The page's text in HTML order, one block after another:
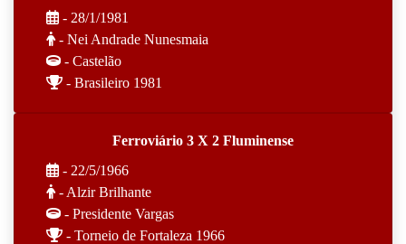
- 28/1/1981
- Nei Andrade Nunesmaia
- Castelão
- Brasileiro 1981
Ferroviário 3 X 2 Fluminense
- 22/5/1966
- Alzir Brilhante
- Presidente Vargas
- Torneio de Fortaleza 1966